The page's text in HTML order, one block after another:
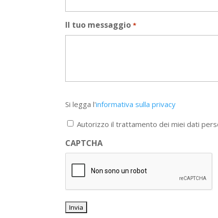
Il tuo messaggio *
legga
l'informativa
privacy
*
Si legga l'informativa sulla privacy
Autorizzo il trattamento dei miei dati
CAPTCHA